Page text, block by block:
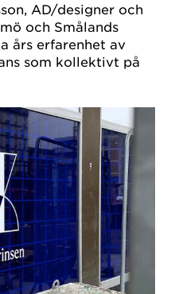
AD/designer och
och Smålands
års erfarenhet av
som kollektivt på